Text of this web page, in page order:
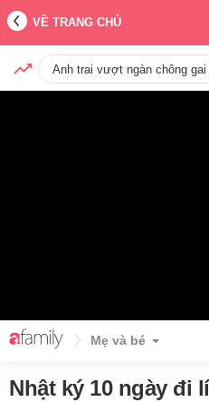
VỀ TRANG CHỦ
Anh trai vượt ngàn chông gai
Mẹ và bé
Nhật ký 10 ngày đi